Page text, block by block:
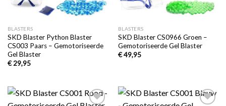
BLASTERS
SKD Blaster Python Blaster
CS003 Paars – Gemotoriseerde
Gel Blaster
€29,95
BLASTERS
SKD Blaster CS0966 Groen –
Gemotoriseerde Gel Blaster
€49,95